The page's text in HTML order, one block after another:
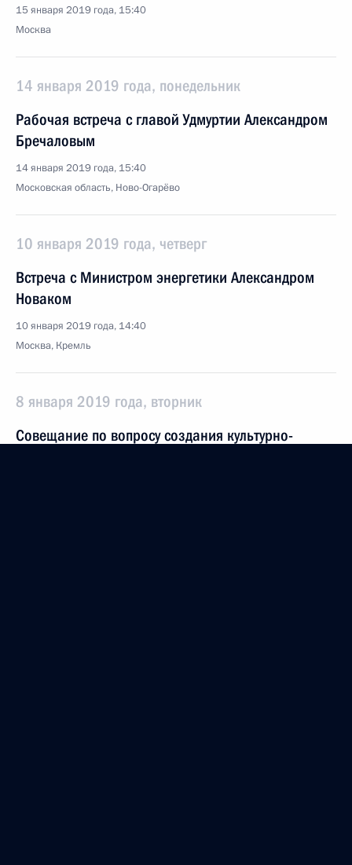
15 января 2019 года, 15:40
Москва
14 января 2019 года, понедельник
Рабочая встреча с главой Удмуртии Александром
Бречаловым
14 января 2019 года, 15:40
Московская область, Ново-Огарёво
10 января 2019 года, четверг
Встреча с Министром энергетики Александром
Новаком
10 января 2019 года, 14:40
Москва, Кремль
8 января 2019 года, вторник
Совещание по вопросу создания культурно-